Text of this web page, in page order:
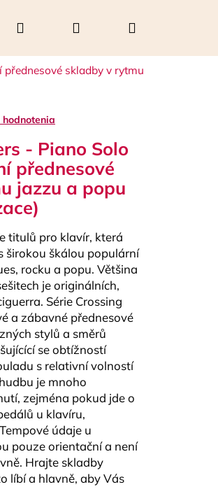
Hľadať PrihlásenieNákupný
skladby v rytmu
- Piano Solo
přednesové
jazzu a popu
titulů pro klavír, která
širokou škálou populární
rocku a popu. Většina
je originálních,
Série Crossing
a zábavné přednesové
stylů a směrů
se obtížností
s relativní volností
je mnoho
zejména pokud jde o
u klavíru,
údaje u
pouze orientační a není
Hrajte skladby
líbí a hlavně, aby Vás
Nasledujúce